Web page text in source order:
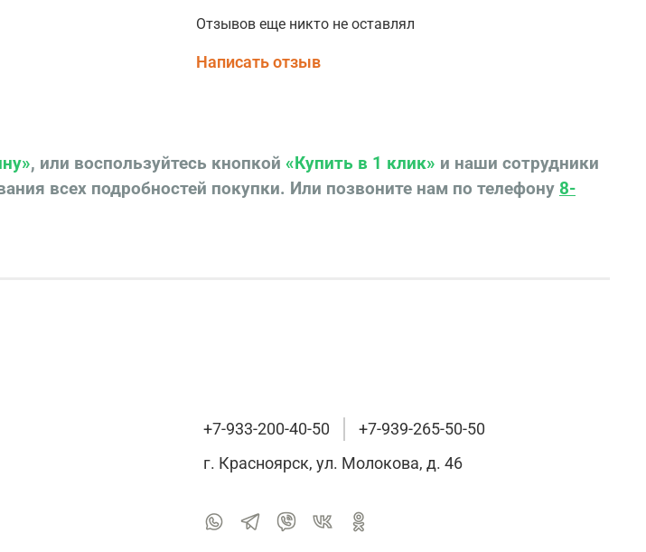
Отзывов еще никто не оставлял
Написать отзыв
, или воспользуйтесь кнопкой «Купить в 1 клик» и наши сотрудники
всех подробностей покупки. Или позвоните нам по телефону 8-
+7-933-200-40-50
+7-939-265-50-50
г. Красноярск, ул. Молокова, д. 46